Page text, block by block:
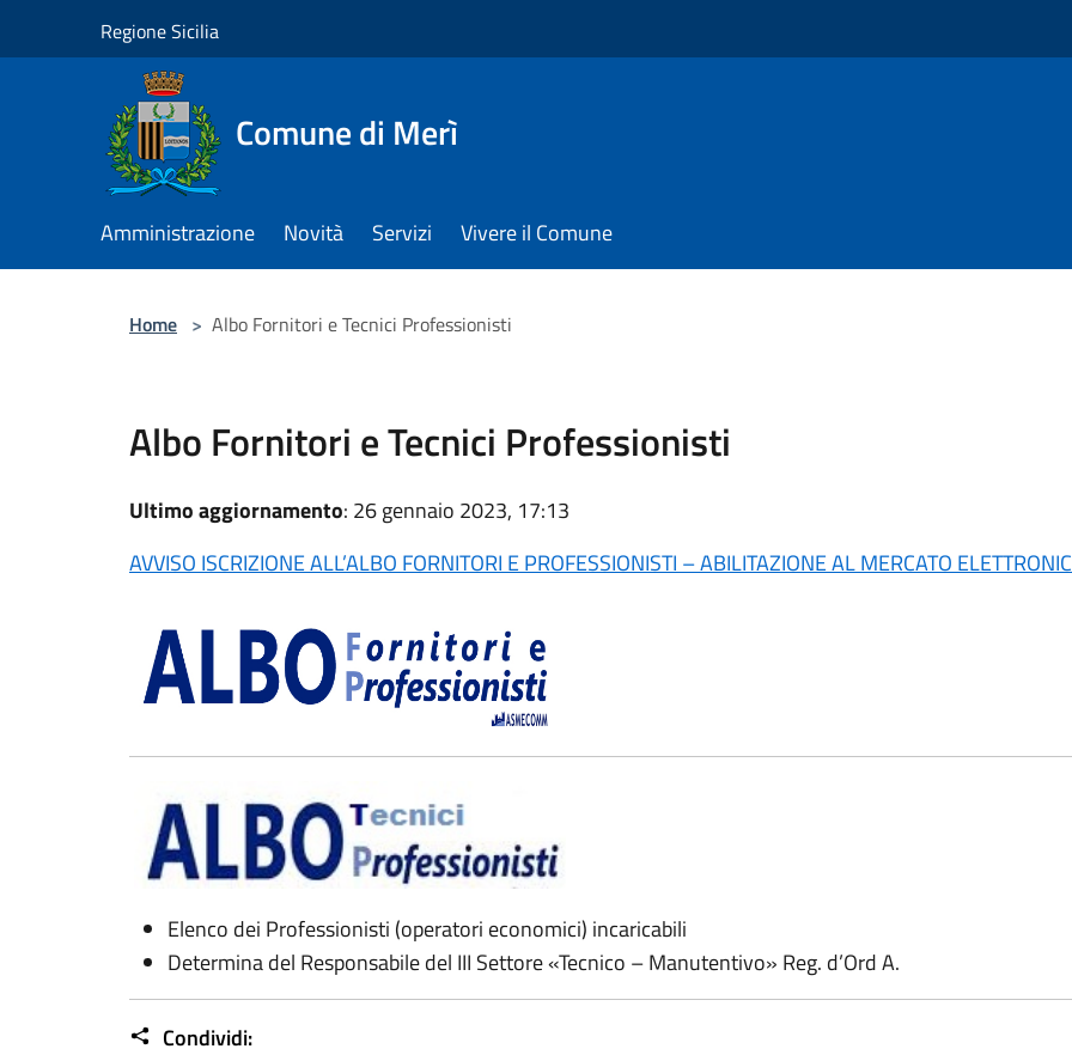
Regione Sicilia
Comune di Merì
Amministrazione Novità Servizi Vivere il Comune
Home > Albo Fornitori e Tecnici Professionisti
Albo Fornitori e Tecnici Professionisti
Ultimo aggiornamento: 26 gennaio 2023, 17:13
AVVISO ISCRIZIONE ALL’ALBO FORNITORI E PROFESSIONISTI – ABILITAZIONE AL MERCATO
Elenco dei Professionisti (operatori economici) incaricabili
Determina del Responsabile del III Settore «Tecnico – Manutentivo» Reg. d’Ord A.
Condividi: